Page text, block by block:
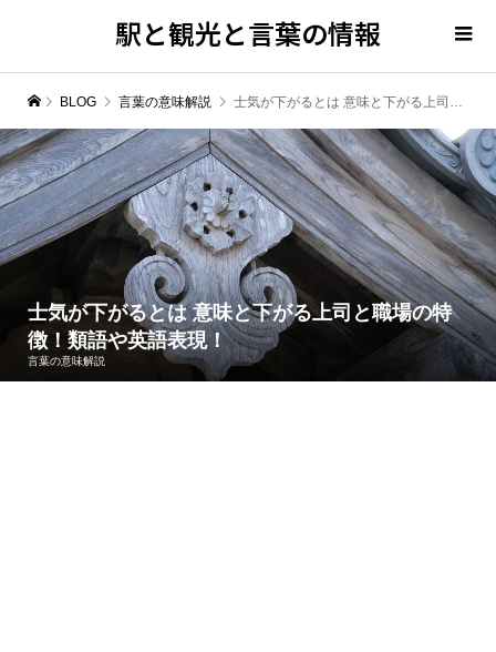
駅と観光と言葉の情報
BLOG 言葉の意味解説 士気が下がるとは 意味と下がる上司と職場の特徴！類語や英語表現！
士気が下がるとは 意味と下がる上司と職場の特
徴！類語や英語表現！
言葉の意味解説